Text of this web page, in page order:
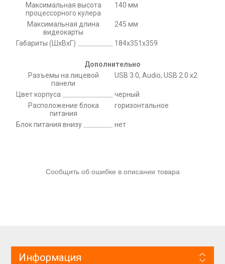
Максимальная высота
процессорного кулера
140 мм
Максимальная длина
видеокарты
245 мм
Габариты (ШхВхГ) 184x351x359
Дополнительно
Разъемы на лицевой
панели
USB 3.0, Audio, USB 2.0 x2
Цвет корпуса
черный
Расположение блока
питания
горизонтальное
Блок питания внизу нет
Сообщить об ошибке в описании товара
Информация